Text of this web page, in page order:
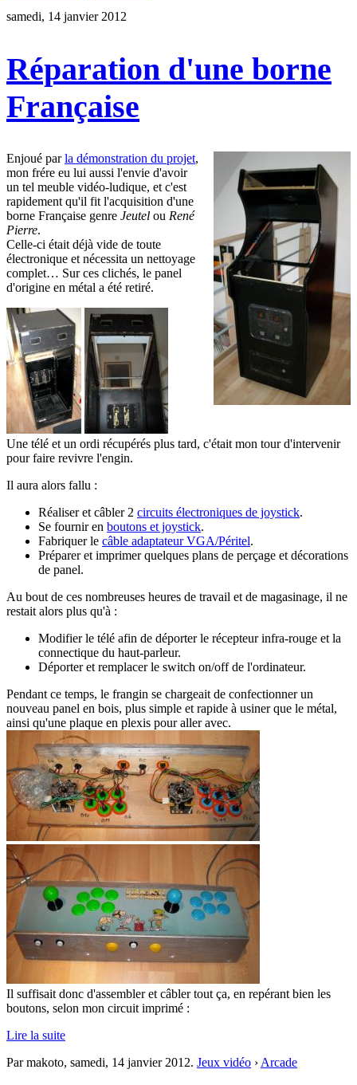
samedi, 14 janvier 2012
Réparation d'une borne
Française
Enjoué parla démonstration du projet,
mon frére eu lui aussi l'envie d'avoir
un tel meuble vidéo-ludique, et c'est
rapidement qu'il fit l'acquisition d'une
borne Française genre Jeutel ou René
Pierre.
Celle-ci était déjà vide de toute
électronique et nécessita un nettoyage
complet… Sur ces clichés, le panel
d'origine en métal a été retiré.
Une télé et un ordi récupérés plus tard, c'était mon tour d'intervenir
pour faire revivre l'engin.
Il aura alors fallu :
Réaliser et câbler 2 circuits électroniques de joystick.
Se fournir en boutons et joystick.
Fabriquer le câble adaptateur VGA/Péritel.
Préparer et imprimer quelques plans de perçage et décorations
de panel.
Au bout de ces nombreuses heures de travail et de magasinage, il ne
restait alors plus qu'à :
Modifier le télé afin de déporter le récepteur infra-rouge et la
connectique du haut-parleur.
Déporter et remplacer le switch on/off de l'ordinateur.
Pendant ce temps, le frangin se chargeait de confectionner un
nouveau panel en bois, plus simple et rapide à usiner que le métal,
ainsi qu'une plaque en plexis pour aller avec.
Il suffisait donc d'assembler et câbler tout ça, en repérant bien les
boutons, selon mon circuit imprimé :
Lire la suite
Par makoto, samedi, 14 janvier 2012. Jeux vidéo › Arcade